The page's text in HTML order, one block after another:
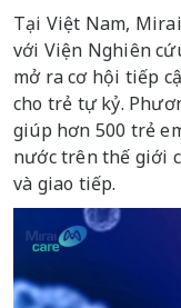
Tại Việt Nam,
với Viện Nghiên
mở ra cơ hội tiếp
cho trẻ tự kỷ.
giúp hơn 500 trẻ
nước trên thế giới
và giao tiếp.